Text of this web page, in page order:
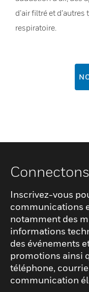
d’air filtré et
respiratoire.
Inscrivez-vous
communications
notamment des
informations
des événements
promotions ainsi
téléphone,
communication